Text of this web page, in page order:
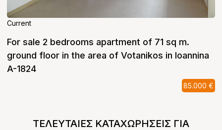
Current
For sale 2 bedrooms apartment of 71 sq m.
ground floor in the area of ​​Votanikos in Ioannina
A-1824
85.000 €
ΤΕΛΕΥΤΑΙΕΣ ΚΑΤΑΧΩΡΗΣΕΙΣ ΓΙΑ